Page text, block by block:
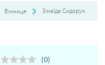
Вінниця Зінаїда Сидорук
(0)